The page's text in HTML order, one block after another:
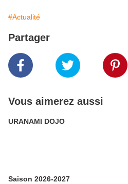
#Actualité
Partager
Vous aimerez aussi
URANAMI DOJO
Saison 2026-2027